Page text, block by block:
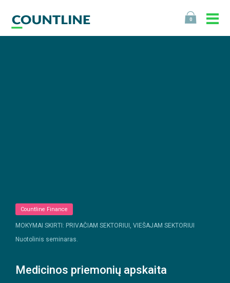
0
Countline Finance
MOKYMAI SKIRTI: PRIVAČIAM SEKTORIUI, VIEŠAJAM SEKTORIUI
Nuotolinis seminaras.
Medicinos priemonių apskaita